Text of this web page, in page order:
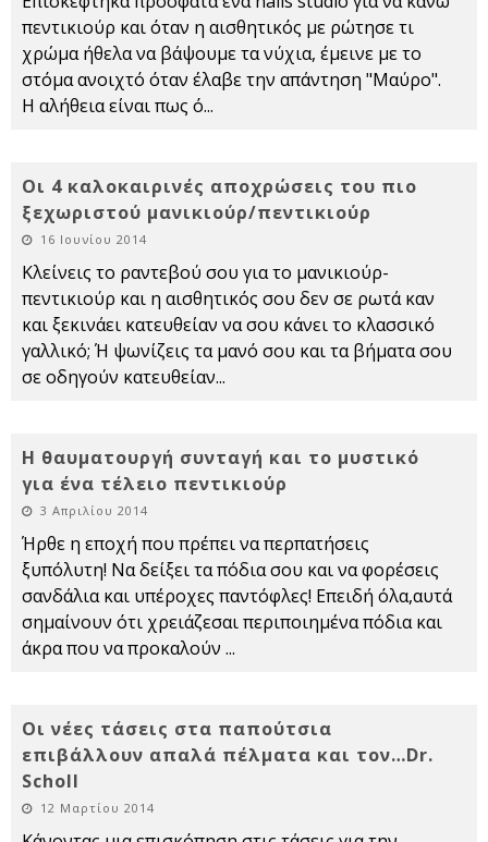
πεντικιούρ και όταν η αισθητικός με ρώτησε τι
χρώμα ήθελα να βάψουμε τα νύχια, έμεινε με το
στόμα ανοιχτό όταν έλαβε την απάντηση "Μαύρο".
Η αλήθεια είναι πως ό...
Οι 4 καλοκαιρινές αποχρώσεις του πιο
ξεχωριστού μανικιούρ/πεντικιούρ
16 Ιουνίου 2014
Κλείνεις το ραντεβού σου για το μανικιούρ-
πεντικιούρ και η αισθητικός σου δεν σε ρωτά καν
και ξεκινάει κατευθείαν να σου κάνει το κλασσικό
γαλλικό; Ή ψωνίζεις τα μανό σου και τα βήματα σου
σε οδηγούν κατευθείαν...
Η θαυματουργή συνταγή και το μυστικό
για ένα τέλειο πεντικιούρ
3 Απριλίου 2014
Ήρθε η εποχή που πρέπει να περπατήσεις
ξυπόλυτη! Να δείξει τα πόδια σου και να φορέσεις
σανδάλια και υπέροχες παντόφλες! Επειδή όλα,αυτά
σημαίνουν ότι χρειάζεσαι περιποιημένα πόδια και
άκρα που να προκαλούν ...
Οι νέες τάσεις στα παπούτσια
επιβάλλουν απαλά πέλματα και τον…Dr.
Scholl
12 Μαρτίου 2014